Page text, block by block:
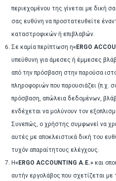
περιεχομένου της γίνεται με δική
σας ευθύνη να προστατευθείτε
καταστροφικών ή επιβλαβών.
Σε καμία περίπτωση η«ERGO
υπεύθυνη για άμεσες ή έμμεσες
από την πρόσβαση στην παρούσα
πληροφοριών που παρουσιάζει (π.χ.
πρόσβαση, απώλεια δεδομένων,
ενδέχεται να μολύνουν τον
Συνεπώς, ο χρήστης συμφωνεί να
αυτές με αποκλειστικά δική του
τυχόν απαραίτητους ελέγχους.
Η«ERGO ACCOUNTING A.E.»και
αυτήν εργολάβος που σχετίζεται